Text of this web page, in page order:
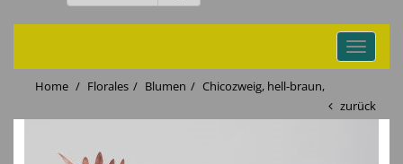
Toggle
Home
Florales Blumen
Chicozweig, hell-braun,
zurück